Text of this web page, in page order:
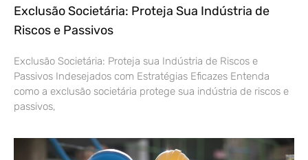
Exclusão Societária: Proteja Sua Indústria de
Riscos e Passivos
Exclusão Societária: Proteja sua Indústria de Riscos e
Passivos Indesejados com Estratégias Eficazes Entenda
como a exclusão societária protege sua indústria de riscos e
passivos,